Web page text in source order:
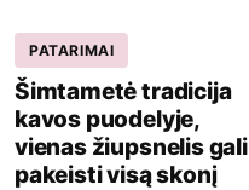
PATARIMAI
Šimtametė tradicija
kavos puodelyje,
vienas žiupsnelis gali
pakeisti visą skonį